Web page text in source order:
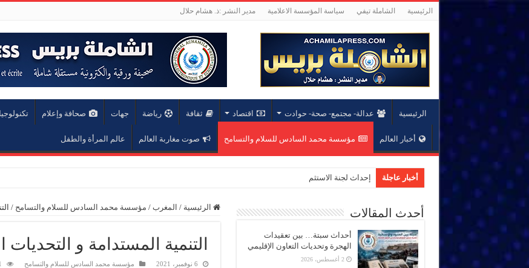
الرئيسية الشاملة تيفي سياسة المؤسسة الاعلامية مدير النشر :ذ. هشام حلال
الرئيسية عدالة- مجتمع- صحة- حوادت اقتصاد ثقافة رياضة جهات صحافة وإعلام تكنولوجيا
أخبار العالم مؤسسة محمد السادس للسلام والتسامح صوت مغاربة العالم عالم المرأة والطفل
أخبار عاجلة إحداث لجنة الاستثمار بمؤسسة محمد السادس
الرئيسية / المغرب / مؤسسة محمد السادس للسلام والتسامح /
التنمية المستدامة و
6 نوفمبر، 2021 مؤسسة محمد السادس للسلام والتسامح
أحدث المقالات
أحداث سبتة… بين تعقيدات
الهجرة وتحديات التعاون الإقليمي
2 أغسطس، 2026